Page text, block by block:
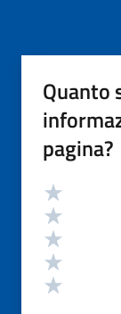
Quanto
pagina?
Valutazione